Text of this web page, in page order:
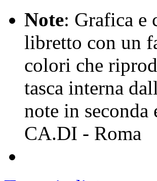
Note: Grafica e
libretto con un
colori che
tasca interna
note in
CA.DI - Roma